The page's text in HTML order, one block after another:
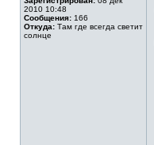
2010 10:48
Сообщения: 166
Откуда: Там где всегда светит
солнце